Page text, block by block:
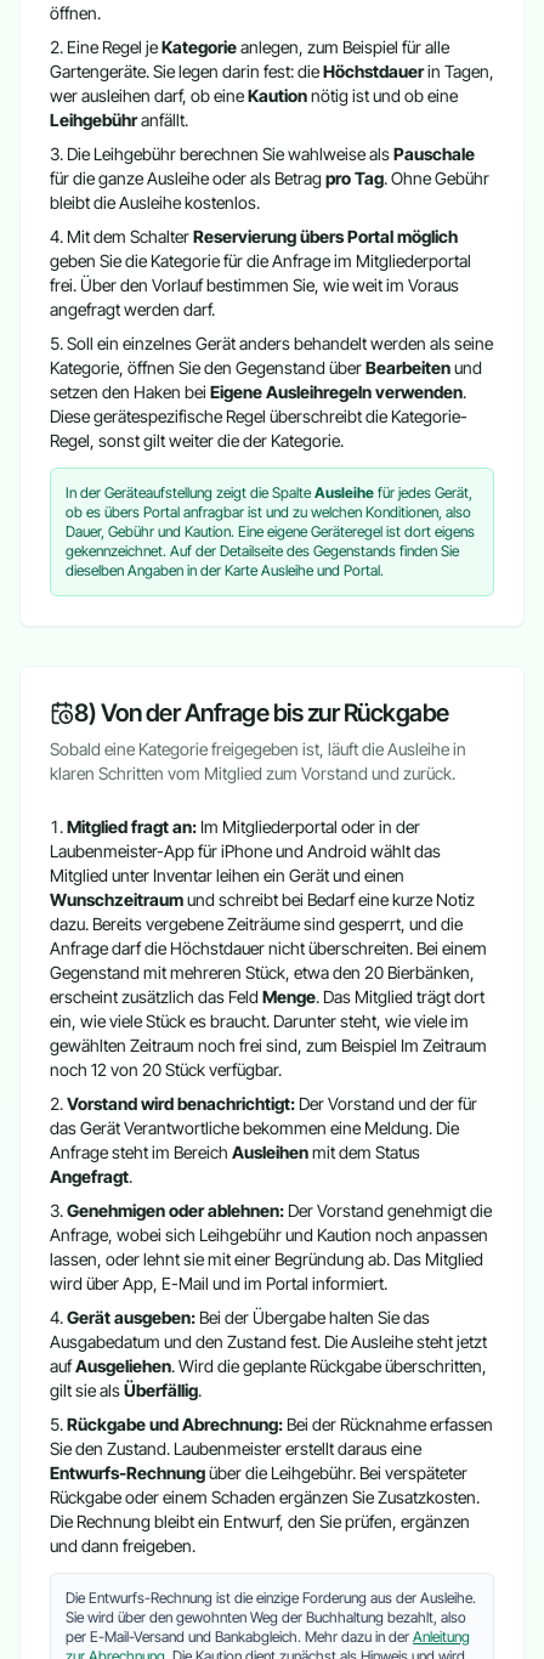
öffnen.
Eine Regel jeKategorieanlegen, zum Beispiel für alle
Gartengeräte. Sie legen darin fest: dieHöchstdauerin Tagen,
wer ausleihen darf, ob eineKautionnötig ist und ob eine
Leihgebühranfällt.
Die Leihgebühr berechnen Sie wahlweise alsPauschale
für die ganze Ausleihe oder als Betragpro Tag. Ohne Gebühr
bleibt die Ausleihe kostenlos.
Mit dem SchalterReservierung übers Portal möglich
geben Sie die Kategorie für die Anfrage im Mitgliederportal
frei. Über den Vorlauf bestimmen Sie, wie weit im Voraus
angefragt werden darf.
Soll ein einzelnes Gerät anders behandelt werden als seine
Kategorie, öffnen Sie den Gegenstand überBearbeitenund
setzen den Haken bei Eigene Ausleihregeln verwenden.
Diese gerätespezifische Regel überschreibt die Kategorie-
Regel, sonst gilt weiter die der Kategorie.
In der Geräteaufstellung zeigt die Spalte Ausleihe für jedes Gerät,
ob es übers Portal anfragbar ist und zu welchen Konditionen, also
Dauer, Gebühr und Kaution. Eine eigene Geräteregel ist dort eigens
gekennzeichnet. Auf der Detailseite des Gegenstands finden Sie
dieselben Angaben in der Karte Ausleihe und Portal.
8) Von der Anfrage bis zur Rückgabe
Sobald eine Kategorie freigegeben ist, läuft die Ausleihe in
klaren Schritten vom Mitglied zum Vorstand und zurück.
Mitglied fragt an: Im Mitgliederportal oder in der
Laubenmeister-App für iPhone und Android wählt das
Mitglied unter Inventar leihen ein Gerät und einen
Wunschzeitraumund schreibt bei Bedarf eine kurze Notiz
dazu. Bereits vergebene Zeiträume sind gesperrt, und die
Anfrage darf die Höchstdauer nicht überschreiten. Bei einem
Gegenstand mit mehreren Stück, etwa den 20 Bierbänken,
erscheint zusätzlich das FeldMenge. Das Mitglied trägt dort
ein, wie viele Stück es braucht. Darunter steht, wie viele im
gewählten Zeitraum noch frei sind, zum Beispiel Im Zeitraum
noch 12 von 20 Stück verfügbar.
Vorstand wird benachrichtigt: Der Vorstand und der für
das Gerät Verantwortliche bekommen eine Meldung. Die
Anfrage steht im Bereich Ausleihenmit dem Status
Angefragt.
Genehmigen oder ablehnen: Der Vorstand genehmigt die
Anfrage, wobei sich Leihgebühr und Kaution noch anpassen
lassen, oder lehnt sie mit einer Begründung ab. Das Mitglied
wird über App, E-Mail und im Portal informiert.
Gerät ausgeben: Bei der Übergabe halten Sie das
Ausgabedatum und den Zustand fest. Die Ausleihe steht jetzt
aufAusgeliehen. Wird die geplante Rückgabe überschritten,
gilt sie alsÜberfällig.
Rückgabe und Abrechnung: Bei der Rücknahme erfassen
Sie den Zustand. Laubenmeister erstellt daraus eine
Entwurfs-Rechnungüber die Leihgebühr. Bei verspäteter
Rückgabe oder einem Schaden ergänzen Sie Zusatzkosten.
Die Rechnung bleibt ein Entwurf, den Sie prüfen, ergänzen
und dann freigeben.
Die Entwurfs-Rechnung ist die einzige Forderung aus der Ausleihe.
Sie wird über den gewohnten Weg der Buchhaltung bezahlt, also
per E-Mail-Versand und Bankabgleich. Mehr dazu in der Anleitung